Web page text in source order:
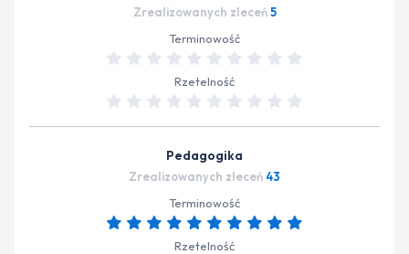
Zrealizowanych zleceń5
Terminowość
Rzetelność
Pedagogika
Zrealizowanych zleceń43
Terminowość
Rzetelność